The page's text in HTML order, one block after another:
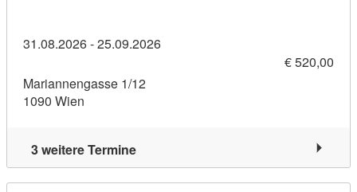
31.08.2026 - 25.09.2026
€ 520,00
Mariannengasse 1/12
1090 Wien
3 weitere Termine